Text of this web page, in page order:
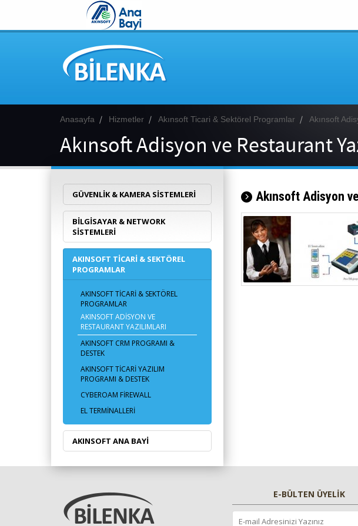
Anasayfa Hizmetler Akınsoft Ticari & Sektörel Programlar Akınsoft
Akınsoft Adisyon ve Restaurant
GÜVENLIK & KAMERA SISTEMLERI
BILGISAYAR & NETWORK
SISTEMLERI
AKINSOFT TICARI & SEKTÖREL
PROGRAMLAR
AKINSOFT TICARI & SEKTÖREL
PROGRAMLAR
AKINSOFT ADISYON VE
RESTAURANT YAZILIMLARI
AKINSOFT CRM PROGRAMI &
DESTEK
AKINSOFT TICARI YAZILIM
PROGRAMI & DESTEK
CYBEROAM FIREWALL
EL TERMINALLERI
AKINSOFT ANA BAYI
Akınsoft Adisyon
E-BÜLTEN ÜYELİK